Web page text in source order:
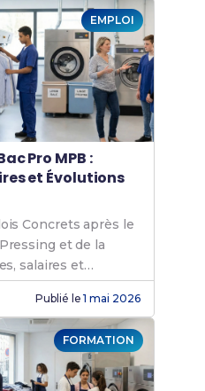
EMPLOI
Pro MPB :
et Évolutions
Concrets après le
et de la
salaires et
Publié le1 mai 2026
FORMATION